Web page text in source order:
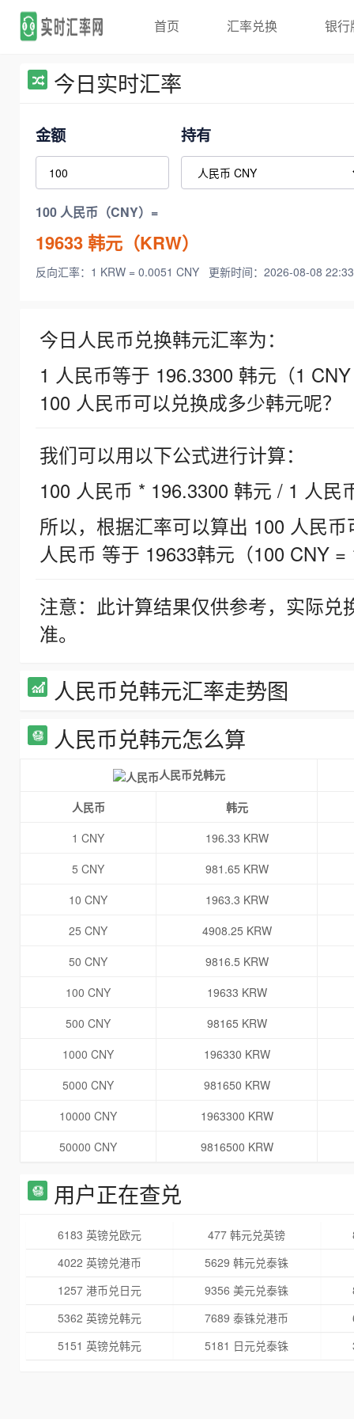
首页 汇率兑换 银行
今日实时汇率
金额 持有
100 人民币（CNY）=
19633韩元（KRW）
反向汇率：1 KRW = 0.0051 CNY 更新时间：2026-08-08
今日人民币兑换韩元汇率为：
1 人民币等于 196.3300 韩元（1
100 人民币可以兑换成多少韩元呢？
我们可以用以下公式进行计算：
100 人民币 * 196.3300 韩元 / 1 人民
所以，根据汇率可以算出 100 人民
人民币 等于 19633韩元（100 CNY =
注意：此计算结果仅供参考，实际
准。
人民币兑韩元汇率走势图
人民币兑韩元怎么算
人民币兑韩元
人民币
韩元
1 CNY
196.33 KRW
5 CNY
981.65 KRW
10 CNY
1963.3 KRW
25 CNY
4908.25 KRW
50 CNY
9816.5 KRW
100 CNY
19633 KRW
500 CNY
98165 KRW
1000 CNY
196330 KRW
5000 CNY
981650 KRW
10000 CNY
1963300 KRW
50000 CNY
9816500 KRW
用户正在查兑
6183 英镑兑欧元 477 韩元兑英镑
4022 英镑兑港币
5629 韩元兑泰铢
1257 港币兑日元
9356 美元兑泰铢
5362 英镑兑韩元
7689 泰铢兑港币
5151 英镑兑韩元
5181 日元兑泰铢